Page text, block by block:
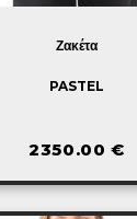
Ζακέτα
PASTEL
2350.00€